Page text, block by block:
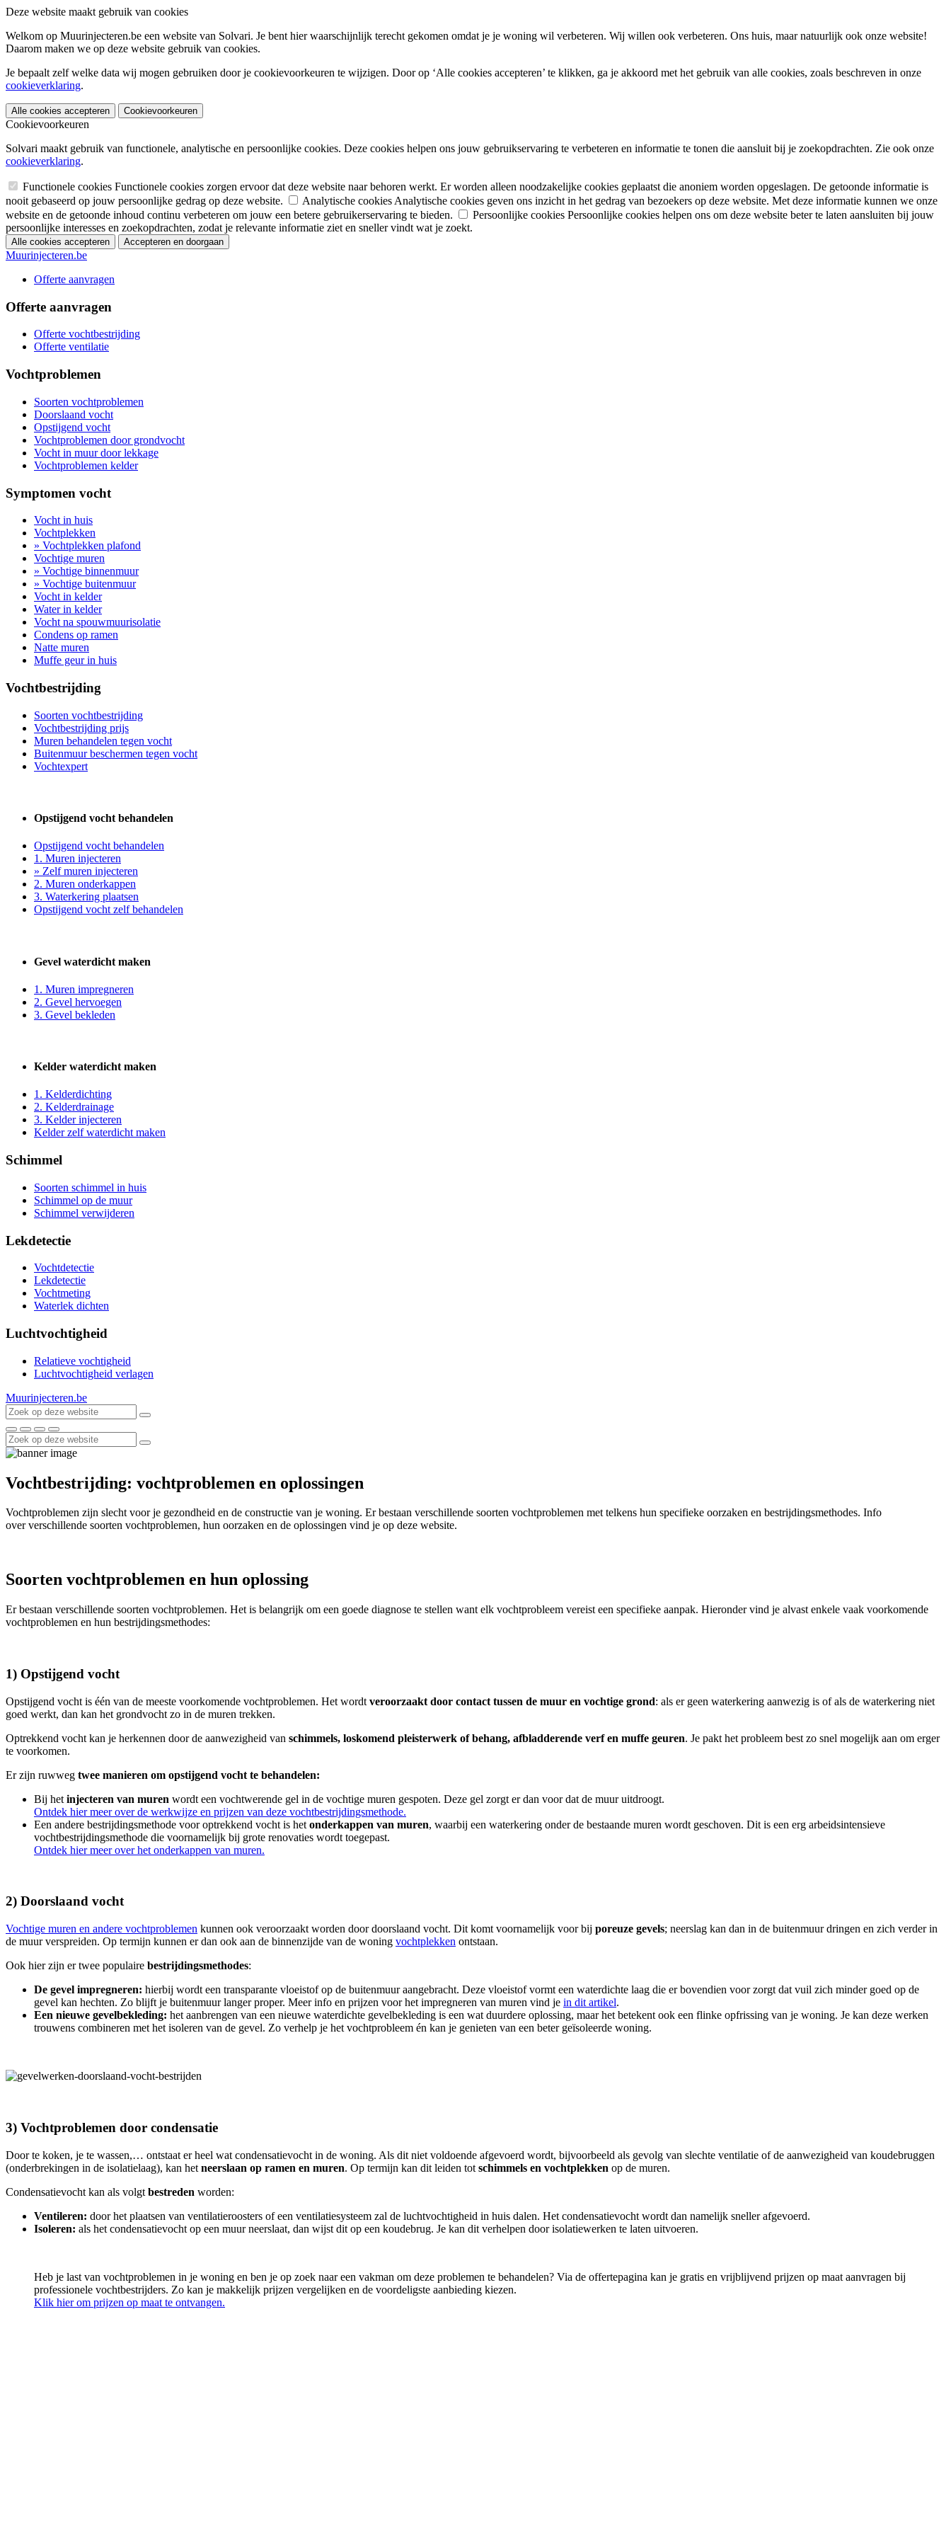
Deze website maakt gebruik van cookies
Welkom op Muurinjecteren.be een website van Solvari. Je bent hier waarschijnlijk terecht gekomen omdat je je woning wil verbeteren. Wij willen ook verbeteren. Ons huis, maar natuurlijk ook onze website!
Daarom maken we op deze website gebruik van cookies.
Je bepaalt zelf welke data wij mogen gebruiken door je cookievoorkeuren te wijzigen. Door op ‘Alle cookies accepteren’ te klikken, ga je akkoord met het gebruik van alle cookies, zoals beschreven in onze
cookieverklaring.
Alle cookies accepteren Cookievoorkeuren
Cookievoorkeuren
Solvari maakt gebruik van functionele, analytische en persoonlijke cookies. Deze cookies helpen ons jouw gebruikservaring te verbeteren en informatie te tonen die aansluit bij je zoekopdrachten. Zie ook onze
cookieverklaring.
Functionele cookies Functionele cookies zorgen ervoor dat deze website naar behoren werkt. Er worden alleen noodzakelijke cookies geplaatst die anoniem worden opgeslagen. De getoonde informatie is
nooit gebaseerd op jouw persoonlijke gedrag op deze website.
Analytische cookies Analytische cookies geven ons inzicht in het gedrag van bezoekers op deze website. Met deze informatie kunnen we onze
website en de getoonde inhoud continu verbeteren om jouw een betere gebruikerservaring te bieden.
Persoonlijke cookies Persoonlijke cookies helpen ons om deze website beter te laten aansluiten bij jouw
persoonlijke interesses en zoekopdrachten, zodat je relevante informatie ziet en sneller vindt wat je zoekt.
Alle cookies accepteren Accepteren en doorgaan
Muurinjecteren.be
Offerte aanvragen
Offerte aanvragen
Offerte vochtbestrijding
Offerte ventilatie
Vochtproblemen
Soorten vochtproblemen
Doorslaand vocht
Opstijgend vocht
Vochtproblemen door grondvocht
Vocht in muur door lekkage
Vochtproblemen kelder
Symptomen vocht
Vocht in huis
Vochtplekken
» Vochtplekken plafond
Vochtige muren
» Vochtige binnenmuur
» Vochtige buitenmuur
Vocht in kelder
Water in kelder
Vocht na spouwmuurisolatie
Condens op ramen
Natte muren
Muffe geur in huis
Vochtbestrijding
Soorten vochtbestrijding
Vochtbestrijding prijs
Muren behandelen tegen vocht
Buitenmuur beschermen tegen vocht
Vochtexpert
Opstijgend vocht behandelen
Opstijgend vocht behandelen
1. Muren injecteren
» Zelf muren injecteren
2. Muren onderkappen
3. Waterkering plaatsen
Opstijgend vocht zelf behandelen
Gevel waterdicht maken
1. Muren impregneren
2. Gevel hervoegen
3. Gevel bekleden
Kelder waterdicht maken
1. Kelderdichting
2. Kelderdrainage
3. Kelder injecteren
Kelder zelf waterdicht maken
Schimmel
Soorten schimmel in huis
Schimmel op de muur
Schimmel verwijderen
Lekdetectie
Vochtdetectie
Lekdetectie
Vochtmeting
Waterlek dichten
Luchtvochtigheid
Relatieve vochtigheid
Luchtvochtigheid verlagen
Muurinjecteren.be
Vochtbestrijding: vochtproblemen en oplossingen
Vochtproblemen zijn slecht voor je gezondheid en de constructie van je woning. Er bestaan verschillende soorten vochtproblemen met telkens hun specifieke oorzaken en bestrijdingsmethodes. Info
over verschillende soorten vochtproblemen, hun oorzaken en de oplossingen vind je op deze website.
Soorten vochtproblemen en hun oplossing
Er bestaan verschillende soorten vochtproblemen. Het is belangrijk om een goede diagnose te stellen want elk vochtprobleem vereist een specifieke aanpak. Hieronder vind je alvast enkele vaak voorkomende
vochtproblemen en hun bestrijdingsmethodes:
1) Opstijgend vocht
Opstijgend vocht is één van de meeste voorkomende vochtproblemen. Het wordt veroorzaakt door contact tussen de muur en vochtige grond: als er geen waterkering aanwezig is of als de waterkering niet
goed werkt, dan kan het grondvocht zo in de muren trekken.
Optrekkend vocht kan je herkennen door de aanwezigheid van schimmels, loskomend pleisterwerk of behang, afbladderende verf en muffe geuren. Je pakt het probleem best zo snel mogelijk aan om erger
te voorkomen.
Er zijn ruwweg twee manieren om opstijgend vocht te behandelen:
Bij het injecteren van muren wordt een vochtwerende gel in de vochtige muren gespoten. Deze gel zorgt er dan voor dat de muur uitdroogt.
Ontdek hier meer over de werkwijze en prijzen van deze vochtbestrijdingsmethode.
Een andere bestrijdingsmethode voor optrekkend vocht is het onderkappen van muren, waarbij een waterkering onder de bestaande muren wordt geschoven. Dit is een erg arbeidsintensieve
vochtbestrijdingsmethode die voornamelijk bij grote renovaties wordt toegepast.
Ontdek hier meer over het onderkappen van muren.
2) Doorslaand vocht
Vochtige muren en andere vochtproblemen kunnen ook veroorzaakt worden door doorslaand vocht. Dit komt voornamelijk voor bij poreuze gevels; neerslag kan dan in de buitenmuur dringen en zich verder in
de muur verspreiden. Op termijn kunnen er dan ook aan de binnenzijde van de woning vochtplekken ontstaan.
Ook hier zijn er twee populaire bestrijdingsmethodes:
De gevel impregneren: hierbij wordt een transparante vloeistof op de buitenmuur aangebracht. Deze vloeistof vormt een waterdichte laag die er bovendien voor zorgt dat vuil zich minder goed op de
gevel kan hechten. Zo blijft je buitenmuur langer proper. Meer info en prijzen voor het impregneren van muren vind je in dit artikel.
Een nieuwe gevelbekleding: het aanbrengen van een nieuwe waterdichte gevelbekleding is een wat duurdere oplossing, maar het betekent ook een flinke opfrissing van je woning. Je kan deze werken
trouwens combineren met het isoleren van de gevel. Zo verhelp je het vochtprobleem én kan je genieten van een beter geïsoleerde woning.
3) Vochtproblemen door condensatie
Door te koken, je te wassen,… ontstaat er heel wat condensatievocht in de woning. Als dit niet voldoende afgevoerd wordt, bijvoorbeeld als gevolg van slechte ventilatie of de aanwezigheid van koudebruggen
(onderbrekingen in de isolatielaag), kan het neerslaan op ramen en muren. Op termijn kan dit leiden tot schimmels en vochtplekken op de muren.
Condensatievocht kan als volgt bestreden worden:
Ventileren: door het plaatsen van ventilatieroosters of een ventilatiesysteem zal de luchtvochtigheid in huis dalen. Het condensatievocht wordt dan namelijk sneller afgevoerd.
Isoleren: als het condensatievocht op een muur neerslaat, dan wijst dit op een koudebrug. Je kan dit verhelpen door isolatiewerken te laten uitvoeren.
Heb je last van vochtproblemen in je woning en ben je op zoek naar een vakman om deze problemen te behandelen? Via de offertepagina kan je gratis en vrijblijvend prijzen op maat aanvragen bij
professionele vochtbestrijders. Zo kan je makkelijk prijzen vergelijken en de voordeligste aanbieding kiezen.
Klik hier om prijzen op maat te ontvangen.